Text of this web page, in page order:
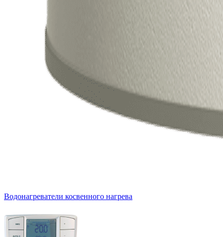
Водонагреватели косвенного нагрева